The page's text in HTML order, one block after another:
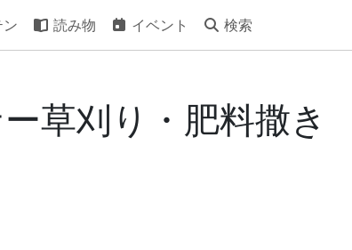
読み物 イベント 検索
草刈り・肥料撒き